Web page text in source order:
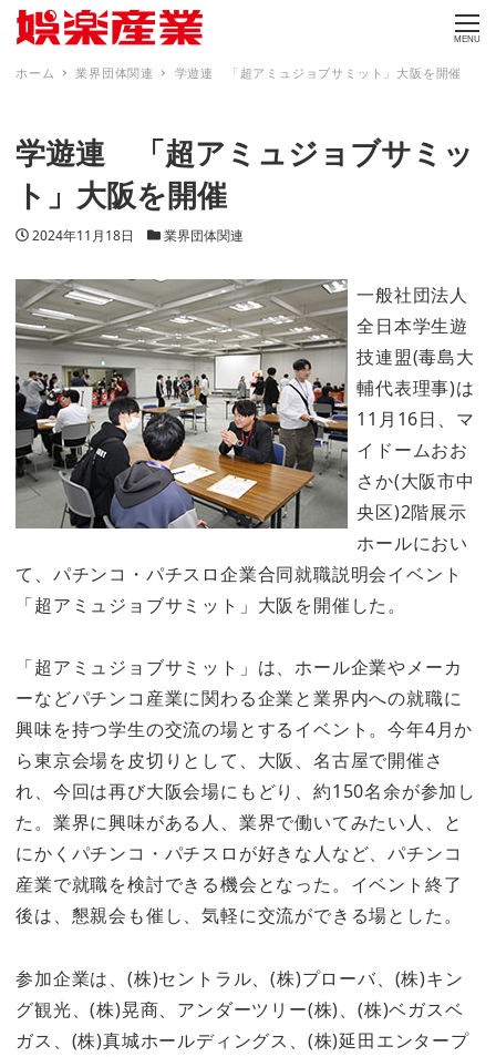
MENU
ホーム 業界団体関連 学遊連 「超アミュジョブサミット」大阪を開催
学遊連 「超アミュジョブサミッ
ト」大阪を開催
投稿日
2024年11月18日 カテゴリー
業界団体関連
一般社団法人
全日本学生遊
技連盟(毒島大
輔代表理事)は
11月16日、マ
イドームおお
さか(大阪市中
央区)2階展示
ホールにおい
て、パチンコ・パチスロ企業合同就職説明会イベント
「超アミュジョブサミット」大阪を開催した。
「超アミュジョブサミット」は、ホール企業やメーカ
ーなどパチンコ産業に関わる企業と業界内への就職に
興味を持つ学生の交流の場とするイベント。今年4月か
ら東京会場を皮切りとして、大阪、名古屋で開催さ
れ、今回は再び大阪会場にもどり、約150名余が参加し
た。業界に興味がある人、業界で働いてみたい人、と
にかくパチンコ・パチスロが好きな人など、パチンコ
産業で就職を検討できる機会となった。イベント終了
後は、懇親会も催し、気軽に交流ができる場とした。
参加企業は、(株)セントラル、(株)プローバ、(株)キン
グ観光、(株)晃商、アンダーツリー(株)、(株)ベガスベ
ガス、(株)真城ホールディングス、(株)延田エンタープ